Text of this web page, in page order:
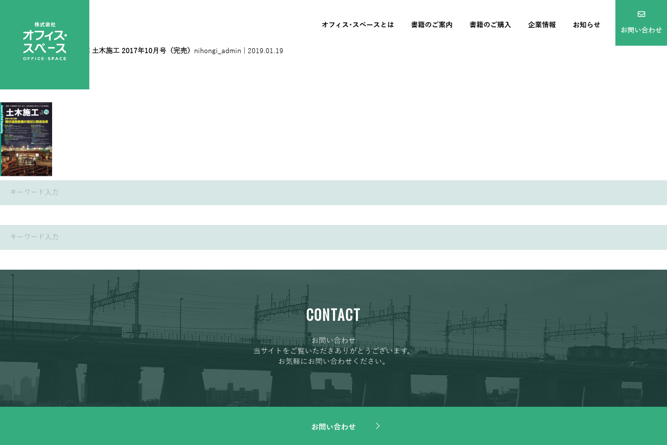
オフィス･スペースとは 書籍のご案内 書籍のご購入 企業情報 お知らせ
お問い合わせ
2017 10| ← 総合土木技術誌 土木施工 2017年10月号（完売） nihongi_admin 2019.01.19
CONTACT
お問い合わせ
当サイトをご覧いただきありがとうございます。
お気軽にお問い合わせください。
お問い合わせ